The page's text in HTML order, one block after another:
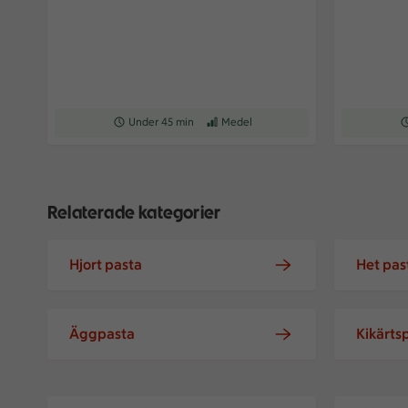
Receptet tar Under 45 min att tillaga
Under 45 min Receptet har Medel svårighetsgrad
Medel
Relaterade kategorier
Hjort pasta Het
Äggpasta